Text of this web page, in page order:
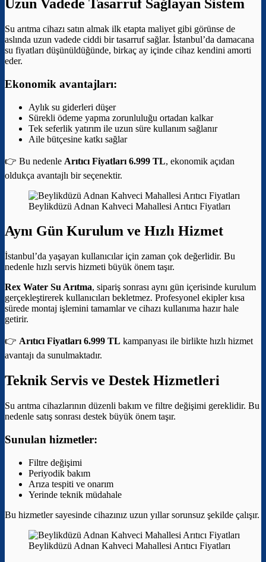
Uzun Vadede Tasarruf Sağlayan Sistem
Su arıtma cihazı satın almak ilk etapta maliyet gibi görünse de
aslında uzun vadede ciddi bir tasarruf sağlar. İstanbul’da damacana
su fiyatları düşünüldüğünde, birkaç ay içinde cihaz kendini amorti
eder.
Ekonomik avantajları:
Aylık su giderleri düşer
Sürekli ödeme yapma zorunluluğu ortadan kalkar
Tek seferlik yatırım ile uzun süre kullanım sağlanır
Aile bütçesine katkı sağlar
👉 Bu nedenle Arıtıcı Fiyatları 6.999 TL, ekonomik açıdan
oldukça avantajlı bir seçenektir.
Beylikdüzü Adnan Kahveci Mahallesi Arıtıcı Fiyatları
Aynı Gün Kurulum ve Hızlı Hizmet
İstanbul’da yaşayan kullanıcılar için zaman çok değerlidir. Bu
nedenle hızlı servis hizmeti büyük önem taşır.
Rex Water Su Arıtma, sipariş sonrası aynı gün içerisinde kurulum
gerçekleştirerek kullanıcıları bekletmez. Profesyonel ekipler kısa
sürede montaj işlemini tamamlar ve cihazı kullanıma hazır hale
getirir.
👉 Arıtıcı Fiyatları 6.999 TL kampanyası ile birlikte hızlı hizmet
avantajı da sunulmaktadır.
Teknik Servis ve Destek Hizmetleri
Su arıtma cihazlarının düzenli bakım ve filtre değişimi gereklidir. Bu
nedenle satış sonrası destek büyük önem taşır.
Sunulan hizmetler:
Filtre değişimi
Periyodik bakım
Arıza tespiti ve onarım
Yerinde teknik müdahale
Bu hizmetler sayesinde cihazınız uzun yıllar sorunsuz şekilde çalışır.
Beylikdüzü Adnan Kahveci Mahallesi Arıtıcı Fiyatları